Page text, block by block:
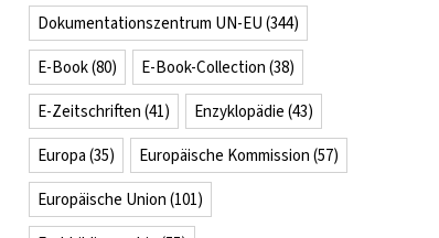
Dokumentationszentrum UN-EU (344)
E-Book(80) E-Book-Collection (38)
E-Zeitschriften (41) Enzyklopädie (43)
Europa (35) Europäische Kommission (57)
Europäische Union (101)